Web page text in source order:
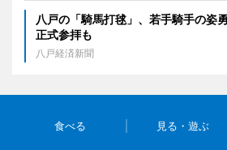
八戸の「騎馬打毬」、若手騎手の
正式参拝も
八戸経済新聞
食べる 見る・遊ぶ